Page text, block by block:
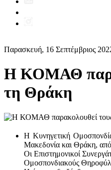
Παρασκευή, 16 Σεπτέμβριος
Η ΚΟΜΑΘ
τη Θράκη
Η Κυνηγετική
Μακεδονία και Θράκη,
Οι Επιστημονικοί
Ομοσπονδιακούς